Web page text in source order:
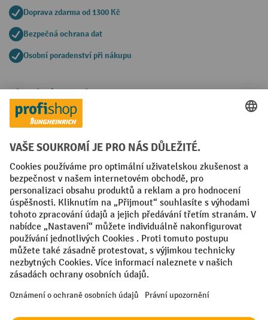
Doprava zdarma od 1300 Kč
Bezpečná ochrana dat
Osobní poradenství při nákupu
Platební metody
Faktura
Sociální sítě
Facebook
YouTube
LinkedIn
VODP Otisk
Prohlášení o ochraně osobních údajů
Nastavení ochrany osobních údajů